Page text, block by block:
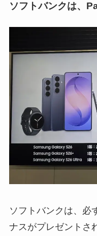
ソフトバンクは、
ソフトバンクは、必
ナスがプレゼントさ